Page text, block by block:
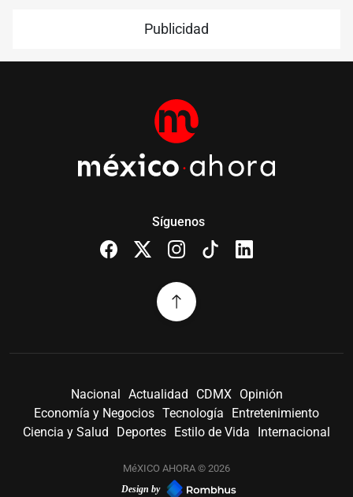
Publicidad
Síguenos
Nacional Actualidad CDMX
Opinión
Economía y Negocios Tecnología
Entretenimiento
Ciencia y Salud
Deportes Estilo de Vida Internacional
MéXICO AHORA © 2026
Design by